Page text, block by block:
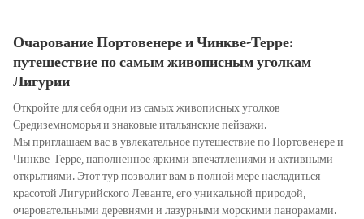
Очарование Портовенере и Чинкве-Терре:
путешествие по самым живописным уголкам
Лигурии
Откройте для себя одни из самых живописных уголков
Средиземноморья и знаковые итальянские пейзажи.
Мы приглашаем вас в увлекательное путешествие по Портовенере и
Чинкве-Терре, наполненное яркими впечатлениями и активными
открытиями. Этот тур позволит вам в полной мере насладиться
красотой Лигурийского Леванте, его уникальной природой,
очаровательными деревнями и лазурными морскими панорамами.